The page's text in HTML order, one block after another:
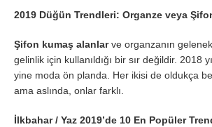
2019 Düğün Trendleri: Organze veya
Şifon kumaş alanlarve organzanın
gelinlik için kullanıldığı bir sır değildir. 2018
yine moda ön planda. Her ikisi de oldukça
ama aslında, onlar farklı.
İlkbahar / Yaz 2019’de 10 En Popüler